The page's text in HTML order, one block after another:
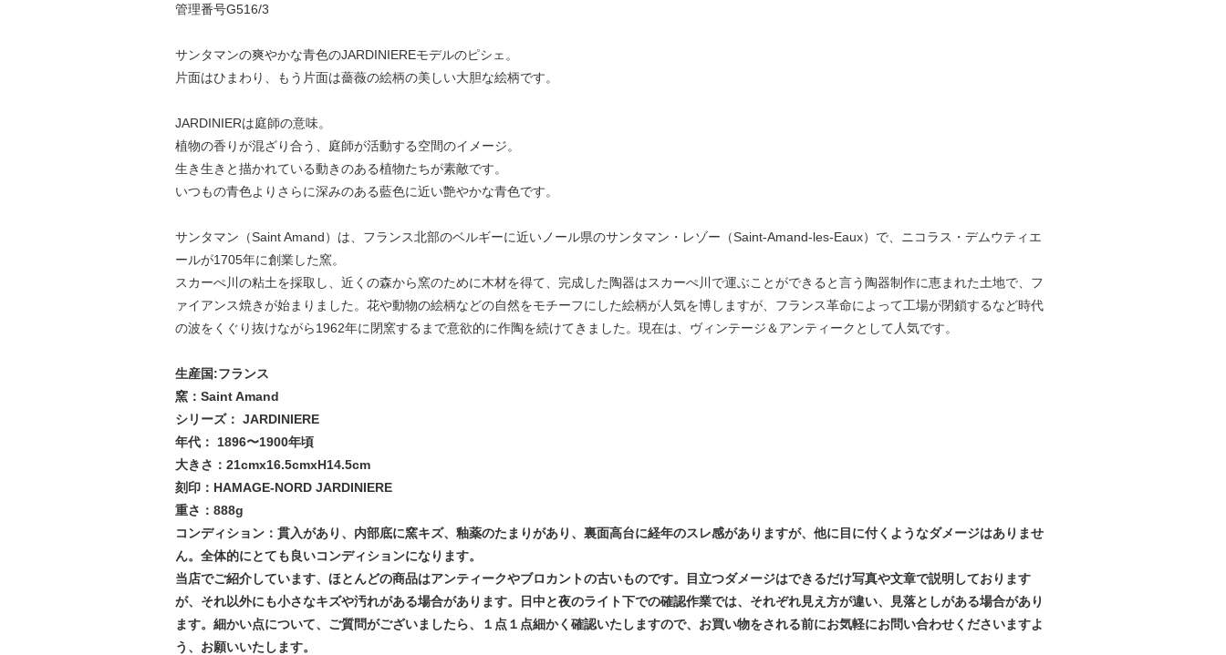
管理番号G516/3
サンタマンの爽やかな青色のJARDINIEREモデルのピシェ。
片面はひまわり、もう片面は薔薇の絵柄の美しい大胆な絵柄です。
JARDINIERは庭師の意味。
植物の香りが混ざり合う、庭師が活動する空間のイメージ。
生き生きと描かれている動きのある植物たちが素敵です。
いつもの青色よりさらに深みのある藍色に近い艶やかな青色です。
サンタマン（Saint Amand）は、フランス北部のベルギーに近いノール県のサンタマン・レゾー（Saint-Amand-les-Eaux）で、ニコラス・デムウティエ
ールが1705年に創業した窯。
スカーぺ川の粘土を採取し、近くの森から窯のために木材を得て、完成した陶器はスカーぺ川で運ぶことができると言う陶器制作に恵まれた土地で、フ
ァイアンス焼きが始まりました。花や動物の絵柄などの自然をモチーフにした絵柄が人気を博しますが、フランス革命によって工場が閉鎖するなど時代
の波をくぐり抜けながら1962年に閉窯するまで意欲的に作陶を続けてきました。現在は、ヴィンテージ＆アンティークとして人気です。
生産国:フランス
窯：Saint Amand
シリーズ： JARDINIERE
年代： 1896〜1900年頃
大きさ：21cmx16.5cmxH14.5cm
刻印：HAMAGE-NORD JARDINIERE
重さ：888g
コンディション：貫入があり、内部底に窯キズ、釉薬のたまりがあり、裏面高台に経年のスレ感がありますが、他に目に付くようなダメージはありませ
ん。全体的にとても良いコンディションになります。
当店でご紹介しています、ほとんどの商品はアンティークやブロカントの古いものです。目立つダメージはできるだけ写真や文章で説明しております
が、それ以外にも小さなキズや汚れがある場合があります。日中と夜のライト下での確認作業では、それぞれ見え方が違い、見落としがある場合があり
ます。細かい点について、ご質問がございましたら、１点１点細かく確認いたしますので、お買い物をされる前にお気軽にお問い合わせくださいますよ
う、お願いいたします。